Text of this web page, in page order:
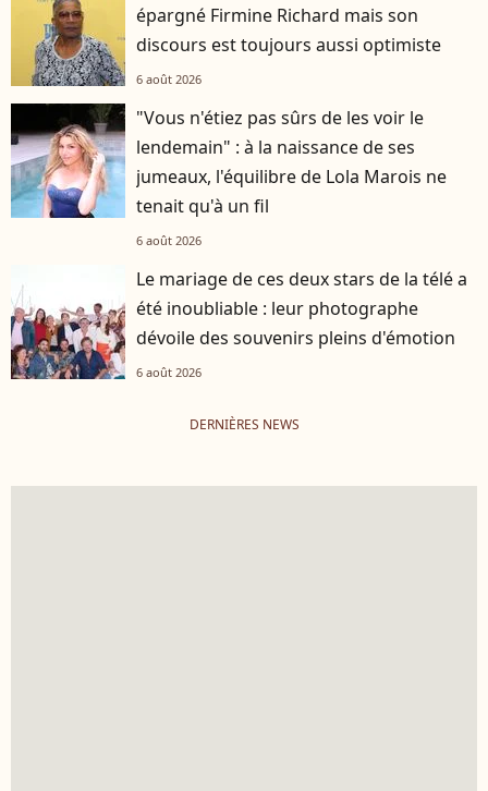
épargné Firmine Richard mais son
discours est toujours aussi optimiste
6 août 2026
"Vous n'étiez pas sûrs de les voir le
lendemain" : à la naissance de ses
jumeaux, l'équilibre de Lola Marois ne
tenait qu'à un fil
6 août 2026
Le mariage de ces deux stars de la télé a
été inoubliable : leur photographe
dévoile des souvenirs pleins d'émotion
6 août 2026
DERNIÈRES NEWS